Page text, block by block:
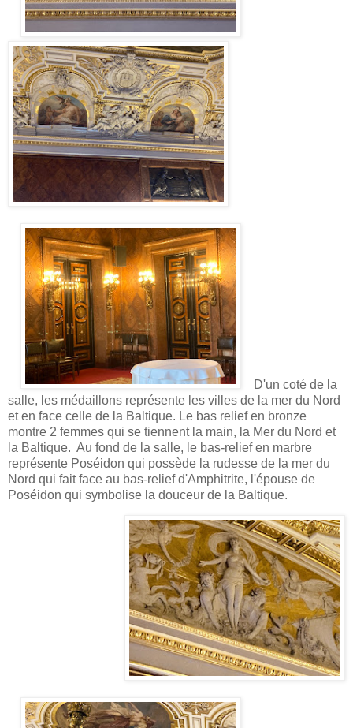
D'un coté de la
salle, les médaillons représente les villes de la mer du Nord
et en face celle de la Baltique. Le bas relief en bronze
montre 2 femmes qui se tiennent la main, la Mer du Nord et
la Baltique. Au fond de la salle, le bas-relief en marbre
représente Poséidon qui possède la rudesse de la mer du
Nord qui fait face au bas-relief d'Amphitrite, l'épouse de
Poséidon qui symbolise la douceur de la Baltique.